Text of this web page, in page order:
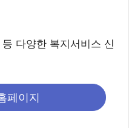
다양한 복지서비스 신
페이지